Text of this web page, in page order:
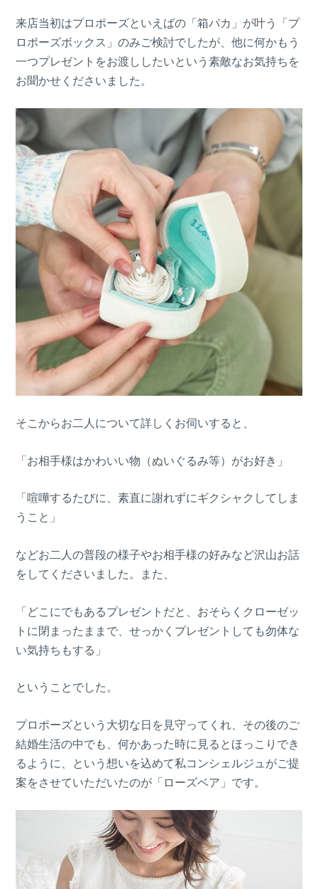
来店当初はプロポーズといえばの「箱パカ」が叶う「プ
ロポーズボックス」のみご検討でしたが、他に何かもう
一つプレゼントをお渡ししたいという素敵なお気持ちを
お聞かせくださいました。
そこからお二人について詳しくお伺いすると、
「お相手様はかわいい物（ぬいぐるみ等）がお好き」
「喧嘩するたびに、素直に謝れずにギクシャクしてしま
うこと」
などお二人の普段の様子やお相手様の好みなど沢山お話
をしてくださいました。また、
「どこにでもあるプレゼントだと、おそらくクローゼッ
トに閉まったままで、せっかくプレゼントしても勿体な
い気持ちもする」
ということでした。
プロポーズという大切な日を見守ってくれ、その後のご
結婚生活の中でも、何かあった時に見るとほっこりでき
るように、という想いを込めて私コンシェルジュがご提
案をさせていただいたのが「ローズベア」です。